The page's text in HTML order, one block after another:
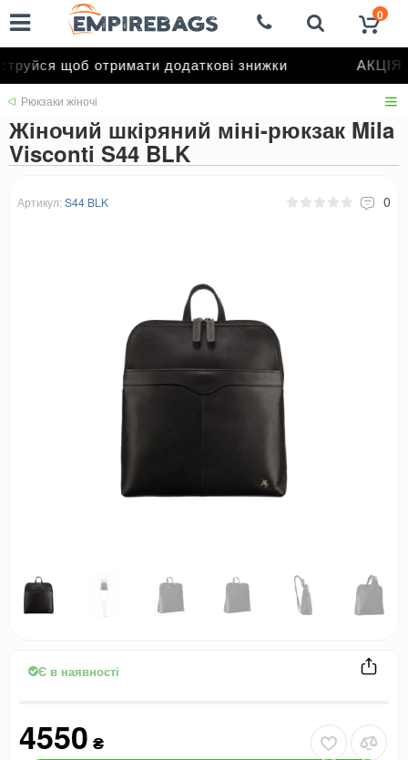
щоб отримати додаткові знижки АКЦІЯ
0
Рюкзаки жіночі
Жіночий шкіряний міні-рюкзак Mila
Visconti S44 BLK
Артикул: S44 BLK 0
Є в наявності
4550 ₴